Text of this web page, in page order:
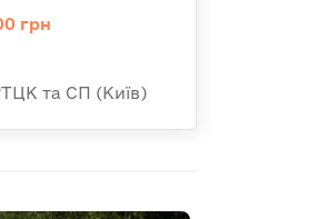
грн
та СП (Київ)